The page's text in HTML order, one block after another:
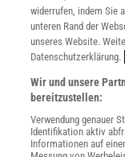
Nutzungsbasierte
Alle Artikel
Impressum
Angebote für
Angebote für
Sprachen lernen
Lexika
widerrufen, indem Sie
unteren Rand der
unseres Website.
Datenschutzerklärung.
Wir und unsere
bereitzustellen:
Verwendung genauer
Identifikation aktiv
Informationen auf